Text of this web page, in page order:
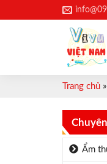
to
Trang chủ »
Ẩm